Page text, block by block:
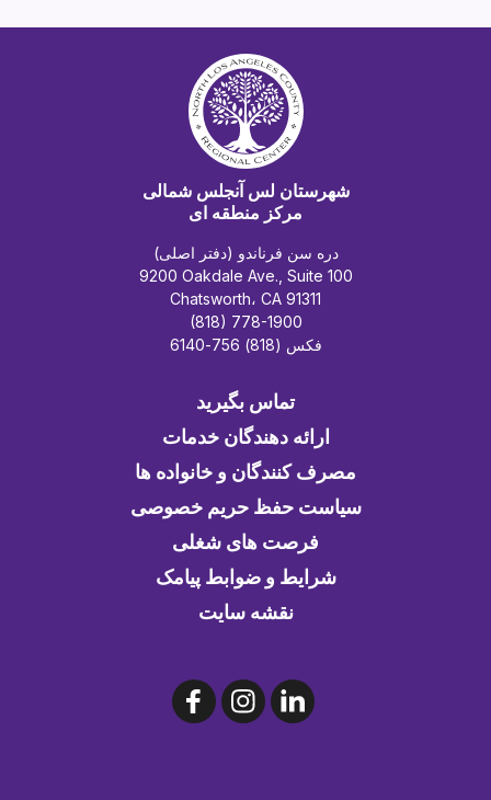
شهرستان لس آنجلس شمالی
مرکز منطقه ای
دره سن فرناندو (دفتر اصلی)
9200 Oakdale Ave., Suite 100
Chatsworth، CA 91311
(818) 778-1900
فکس (818) 756-6140
تماس بگیرید
ارائه دهندگان خدمات
مصرف کنندگان و خانواده ها
سیاست حفظ حریم خصوصی
فرصت های شغلی
شرایط و ضوابط پیامک
نقشه سایت